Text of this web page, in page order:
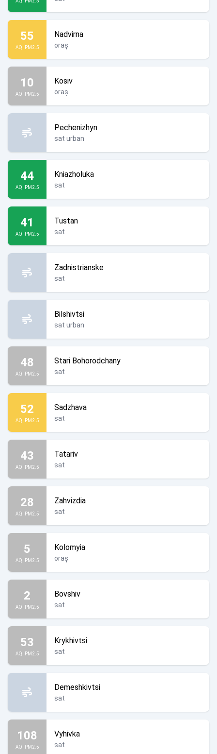
55
AQI PM2.5
Nadvirna
oraș
10
AQI PM2.5
Kosiv
oraș
Pechenizhyn
sat urban
44
AQI PM2.5
Kniazholuka
sat
41
AQI PM2.5
Tustan
sat
Zadnistrianske
sat
Bilshivtsi
sat urban
48
AQI PM2.5
Stari Bohorodchany
sat
52
AQI PM2.5
Sadzhava
sat
43
AQI PM2.5
Tatariv
sat
28
AQI PM2.5
Zahvizdia
sat
5
AQI PM2.5
Kolomyia
oraș
2
AQI PM2.5
Bovshiv
sat
53
AQI PM2.5
Krykhivtsi
sat
Demeshkivtsi
sat
108
AQI PM2.5
Vyhivka
sat